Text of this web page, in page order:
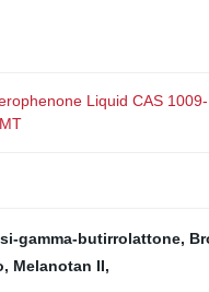
Liquid CAS
gamma-butirrolattone,
, Melanotan II,